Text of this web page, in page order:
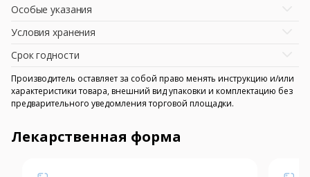
Особые указания
Условия хранения
Срок годности
Производитель оставляет за собой право менять инструкцию и/или
характеристики товара, внешний вид упаковки и комплектацию без
предварительного уведомления торговой площадки.
Лекарственная форма